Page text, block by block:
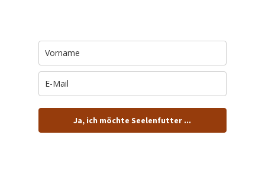
Ja, ich möchte Seelenfutter ...